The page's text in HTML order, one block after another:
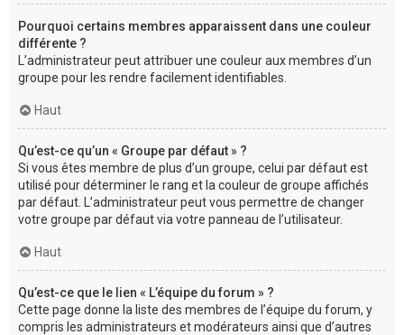
Pourquoi certains membres apparaissent dans une couleur
différente ?
L’administrateur peut attribuer une couleur aux membres d’un
groupe pour les rendre facilement identifiables.
Haut
Qu’est-ce qu’un « Groupe par défaut » ?
Si vous êtes membre de plus d’un groupe, celui par défaut est
utilisé pour déterminer le rang et la couleur de groupe affichés
par défaut. L’administrateur peut vous permettre de changer
votre groupe par défaut via votre panneau de l’utilisateur.
Haut
Qu’est-ce que le lien « L’équipe du forum » ?
Cette page donne la liste des membres de l’équipe du forum, y
compris les administrateurs et modérateurs ainsi que d’autres